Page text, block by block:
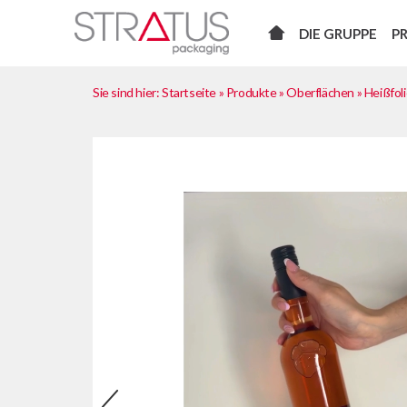
DIE GRUPPE
Sie sind hier:Startseite» Produkte»Oberflächen »